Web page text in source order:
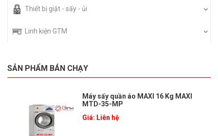
Thiết bị giặt - sấy - ủi
Linh kiện GTM
SẢN PHẨM BÁN CHẠY
Máy sấy quần áo MAXI 16 Kg MAXI
MTD-35-MP
Giá: Liên hệ